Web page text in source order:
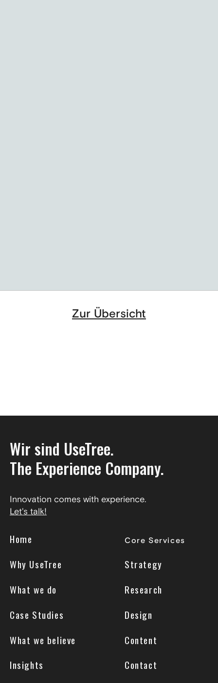
Zur Übersicht
Wir sind UseTree.
The Experience Company.
Innovation comes with experience.
Let's talk!
Home
Why UseTree
What we do
Case Studies
What we believe
Insights
Core Services
Strategy
Research
Design
Content
Contact